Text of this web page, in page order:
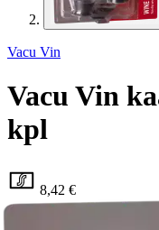
Vacu Vin
Vacu Vin
kpl
8,42 €